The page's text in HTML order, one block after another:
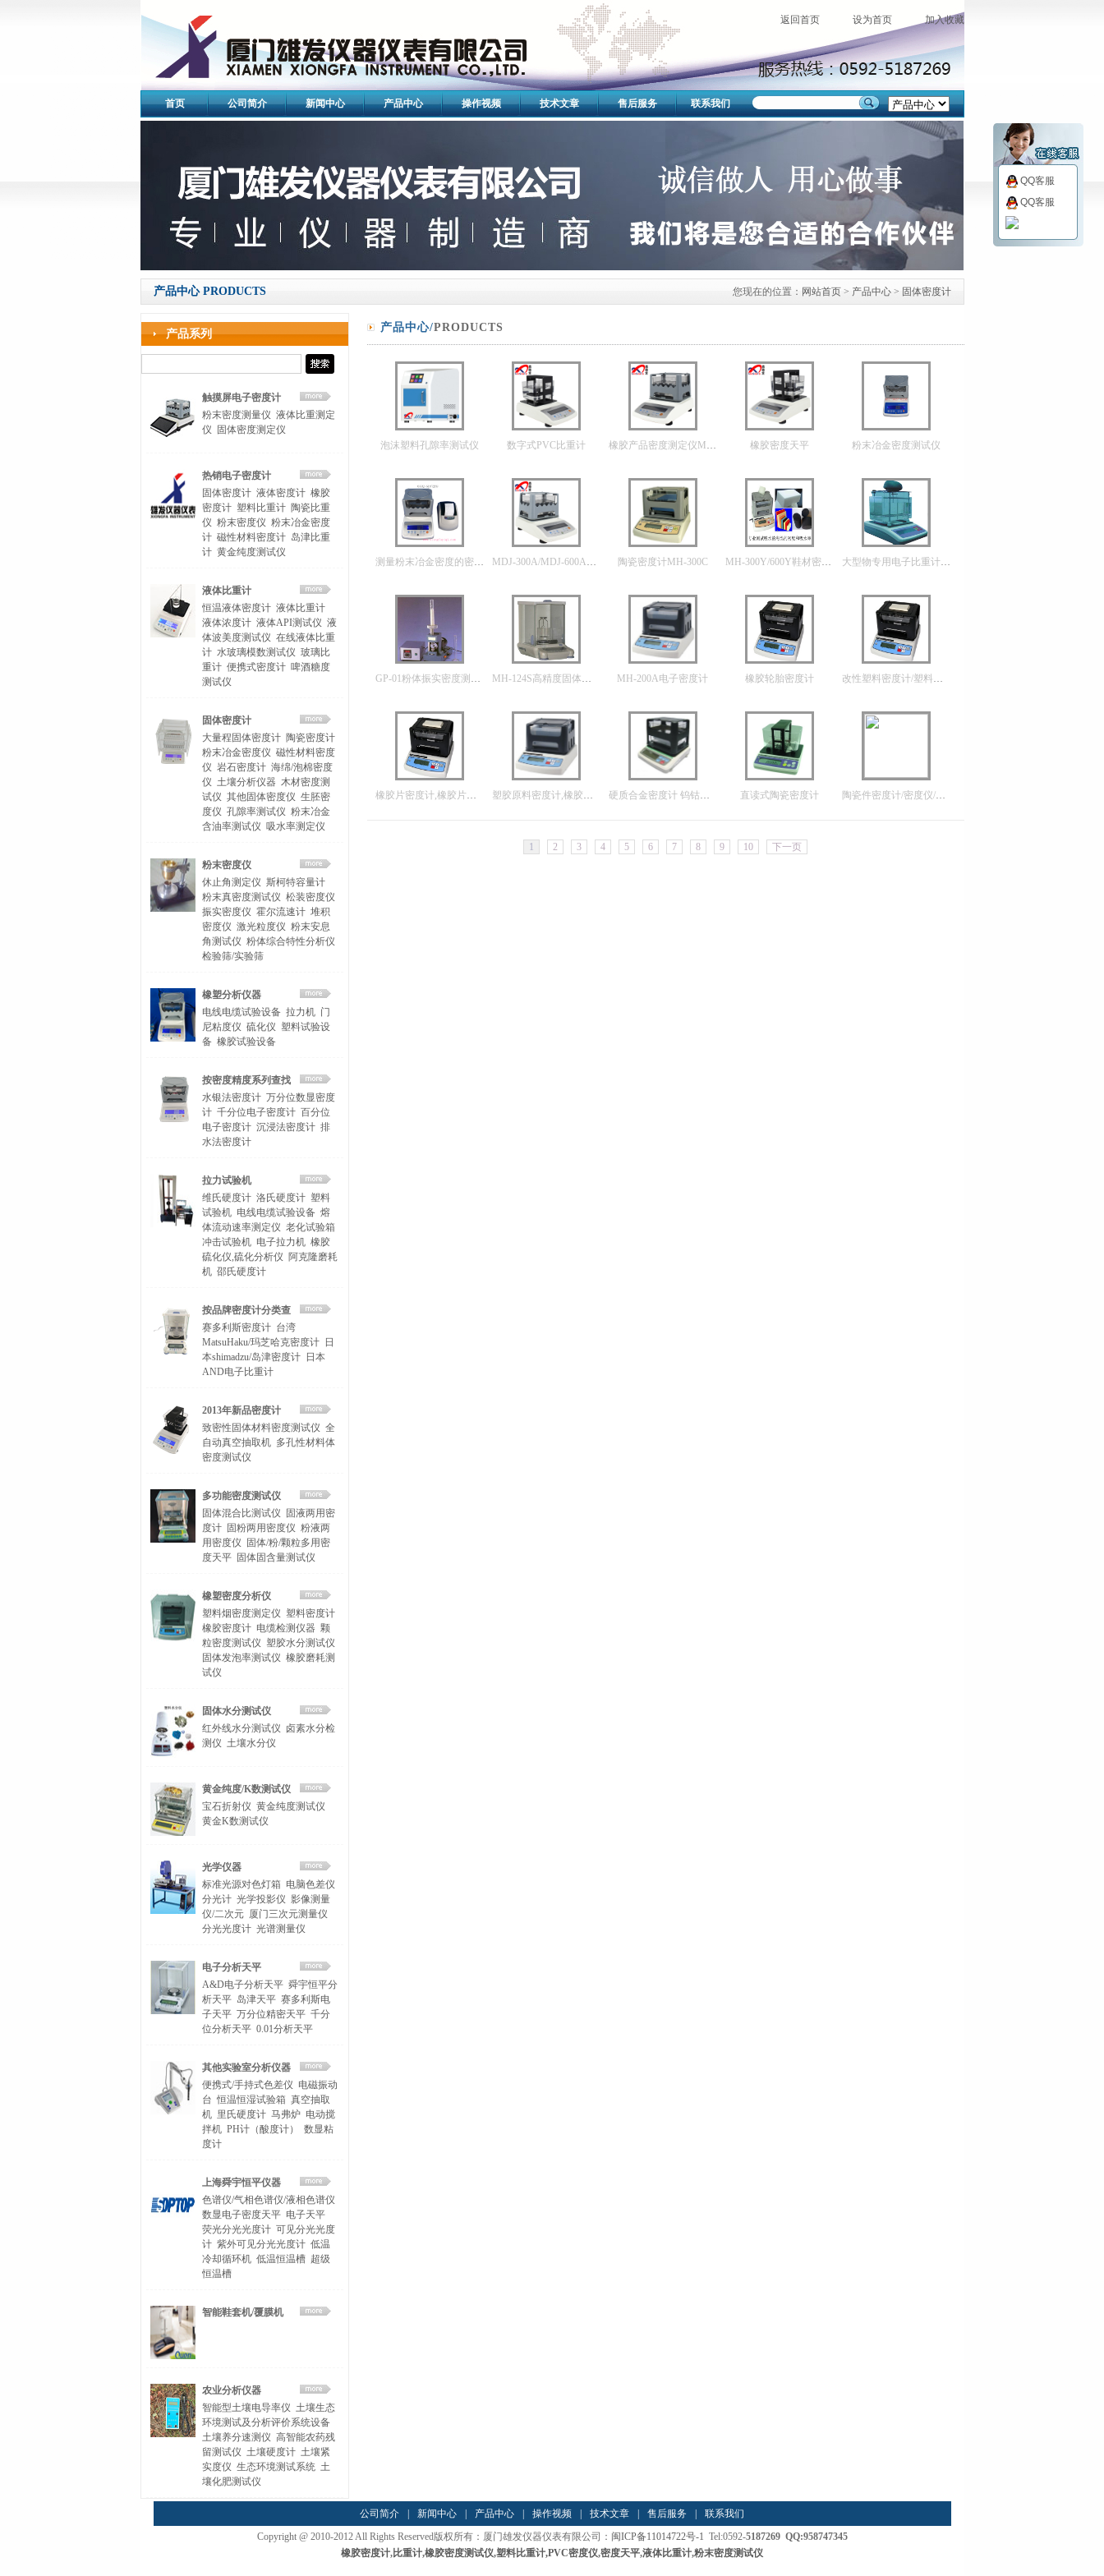
返回首页 设为首页 加入收藏
首页 公司简介 新闻中心 产品中心 操作视频 技术文章 售后服务 联系我们
产品中心 PRODUCTS 您现在的位置： 网站首页> 产品中心> 固体密度计
产品系列
触摸屏电子密度计
粉末密度测量仪 液体比重测定
仪
固体密度测定仪
热销电子密度计
固体密度计 液体密度计 橡胶
密度计 塑料比重计 陶瓷比重
仪 粉末密度仪 粉末冶金密度
计 磁性材料密度计 岛津比重
计 黄金纯度测试仪
液体比重计
恒温液体密度计 液体比重计
液体浓度计 液体API测试仪 液
体波美度测试仪 在线液体比重
计 水玻璃模数测试仪 玻璃比
重计 便携式密度计 啤酒糖度
测试仪
固体密度计
大量程固体密度计 陶瓷密度计
粉末冶金密度仪 磁性材料密度
仪 岩石密度计 海绵/泡棉密度
仪 土壤分析仪器 木材密度测
试仪 其他固体密度仪 生胚密
度仪 孔隙率测试仪 粉末冶金
含油率测试仪 吸水率测定仪
粉末密度仪
休止角测定仪 斯柯特容量计
粉末真密度测试仪 松装密度仪
振实密度仪 霍尔流速计 堆积
密度仪 激光粒度仪 粉末安息
角测试仪 粉体综合特性分析仪
检验筛/实验筛
橡塑分析仪器
电线电缆试验设备 拉力机 门
尼粘度仪 硫化仪 塑料试验设
备 橡胶试验设备
按密度精度系列查找
水银法密度计 万分位数显密度
计 千分位电子密度计 百分位
电子密度计 沉浸法密度计 排
水法密度计
拉力试验机
维氏硬度计 洛氏硬度计 塑料
试验机 电线电缆试验设备 熔
体流动速率测定仪 老化试验箱
冲击试验机 电子拉力机 橡胶
硫化仪,硫化分析仪 阿克隆磨耗
机 邵氏硬度计
按品牌密度计分类查
找
赛多利斯密度计 台湾
MatsuHaku/玛芝哈克密度计
日
本shimadzu/岛津密度计
日本
AND电子比重计
2013年新品密度计
致密性固体材料密度测试仪 全
自动真空抽取机 多孔性材料体
密度测试仪
多功能密度测试仪
固体混合比测试仪
固液两用密
度计
固粉两用密度仪 粉液两
用密度仪
固体/粉/颗粒多用密
度天平
固体固含量测试仪
橡塑密度分析仪
塑料烟密度测定仪 塑料密度计
橡胶密度计 电缆检测仪器 颗
粒密度测试仪 塑胶水分测试仪
固体发泡率测试仪 橡胶磨耗测
试仪
固体水分测试仪
红外线水分测试仪 卤素水分检
测仪 土壤水分仪
黄金纯度/K数测试仪
宝石折射仪 黄金纯度测试仪
黄金K数测试仪
光学仪器
标准光源对色灯箱 电脑色差仪
分光计 光学投影仪 影像测量
仪/二次元 厦门三次元测量仪
分光光度计 光谱测量仪
电子分析天平
A&D电子分析天平 舜宇恒平分
析天平 岛津天平 赛多利斯电
子天平 万分位精密天平 千分
位分析天平 0.01分析天平
其他实验室分析仪器
便携式/手持式色差仪 电磁振动
台 恒温恒湿试验箱 真空抽取
机 里氏硬度计 马弗炉 电动搅
拌机 PH计（酸度计）
数显粘
度计
上海舜宇恒平仪器
色谱仪/气相色谱仪/液相色谱仪
数显电子密度天平 电子天平
荧光分光光度计 可见分光光度
计 紫外可见分光光度计 低温
冷却循环机 低温恒温槽 超级
恒温槽
智能鞋套机/覆膜机
农业分析仪器
智能型土壤电导率仪 土壤生态
环境测试及分析评价系统设备
土壤养分速测仪 高智能农药残
留测试仪 土壤硬度计 土壤紧
实度仪 生态环境测试系统 土
壤化肥测试仪
产品中心/PRODUCTS
泡沫塑料孔隙率测试仪 数字式PVC比重计 橡胶产品密度测定仪MDJ-300A 橡胶密度天平 粉末冶金密度测试仪
测量粉末冶金密度的密度计 MDJ-300A/MDJ-600A固体密度计 陶瓷密度计MH-300C MH-300Y/600Y鞋材密度计/泡绵密度仪 大型物专用电子比重计 MH-2000L/3000L主
GP-01粉体振实密度测试仪 MH-124S高精度固体密度计 MH-200A电子密度计 橡胶轮胎密度计 改性塑料密度计/塑料薄膜密度计
橡胶片密度计,橡胶片密度仪 塑胶原料密度计,橡胶密度计 硬质合金密度计 钨钴合金密度计 直读式陶瓷密度计 陶瓷件密度计/密度仪/比重计/密度天平
1 2 3 4 5 6 7 8 9 10 下一页
公司简介 新闻中心 产品中心 操作视频 技术文章 售后服务
联系我们
Copyright @ 2010-2012 All Rights Reserved版权所有：厦门雄发仪器仪表有限公司： 闽ICP备11014722号-1 Tel:0592-5187269 QQ:958747345
橡胶密度计,比重计,橡胶密度测试仪,塑料比重计,PVC密度仪,密度天平,液体比重计,粉末密度测试仪
QQ客服
QQ客服